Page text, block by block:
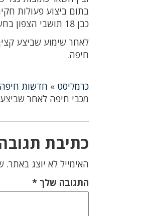
כבן 18 תושבי הצפון בחשד לכיתובי הגרפיטי במקום.
חיפה.
כרמליסט » חדשות
מכבי חיפה לאחר
כתיבת
האימייל לא יוצג באתר.
התגובה שלך*